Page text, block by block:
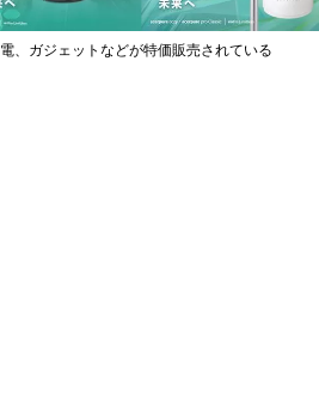
、ガジェットなどが特価販売されている